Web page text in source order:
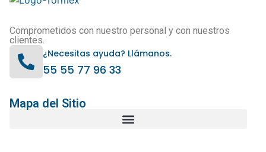
Comprometidos con nuestro personal y con nuestros
clientes.
¿Necesitas ayuda? Llámanos.
55 55 77 96 33
Mapa del Sitio